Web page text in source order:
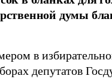
думы
в
депутатов